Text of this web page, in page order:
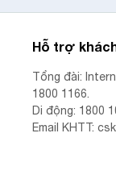
Hỗ trợ
Tổng đài:
1800 1166.
Di động: 1800
Email KHTT: